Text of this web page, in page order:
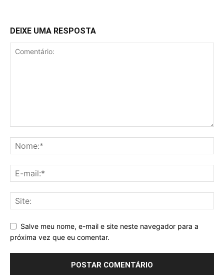
DEIXE UMA RESPOSTA
Salve meu nome, e-mail e site neste navegador para a
próxima vez que eu comentar.